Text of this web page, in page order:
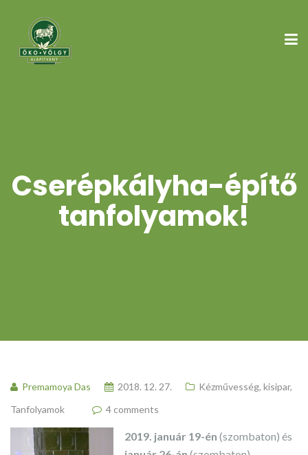
Cserépkályha-építő
tanfolyamok!
Premamoya Das 2018. 12. 27. Kézművesség, kisipar,
Tanfolyamok
4 comments
2019. január 19-én (szombaton) és